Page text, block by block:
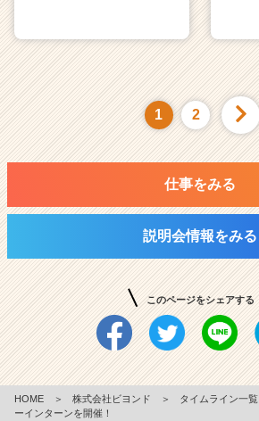
1 2
仕事をみる
説明会情報をみる
このページをシェアする
HOME ＞ 株式会社ビヨンド ＞ タイムライン一覧
ーインターンを開催！